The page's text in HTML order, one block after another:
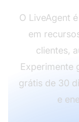
O LiveAgent
em
clientes,
Experimente
grátis de 30
e